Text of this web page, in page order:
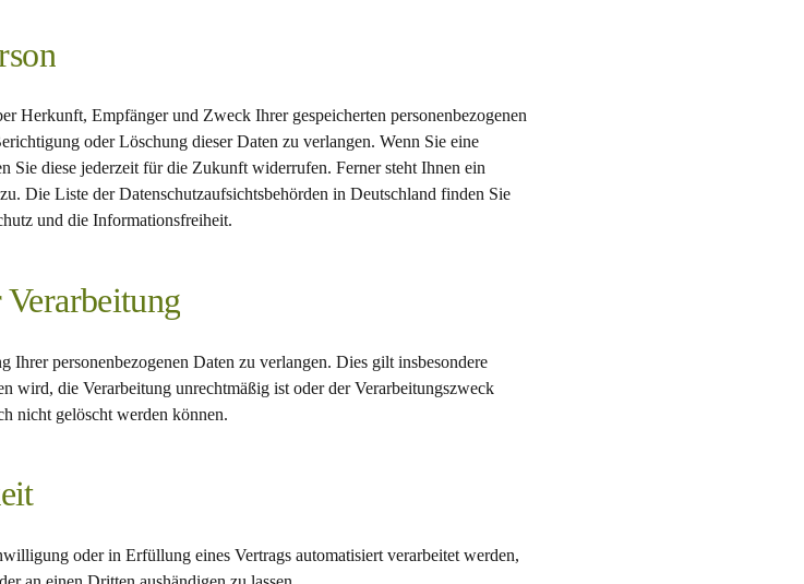
Herkunft, Empfänger und Zweck Ihrer gespeicherten personenbezogenen
oder Löschung dieser Daten zu verlangen. Wenn Sie eine
Sie diese jederzeit für die Zukunft widerrufen. Ferner steht Ihnen ein
Die Liste der Datenschutzaufsichtsbehörden in Deutschland finden Sie
und die Informationsfreiheit.
Ihrer personenbezogenen Daten zu verlangen. Dies gilt insbesondere
wird, die Verarbeitung unrechtmäßig ist oder der Verarbeitungszweck
nicht gelöscht werden können.
oder in Erfüllung eines Vertrags automatisiert verarbeitet werden,